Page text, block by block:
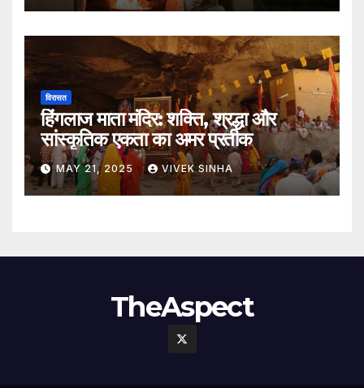
विरासत
हिंगलाज माता मंदिर: शक्ति, श्रद्धा और
सांस्कृतिक एकता का अमर प्रतीक
MAY 21, 2025 VIVEK SINHA
TheAspect